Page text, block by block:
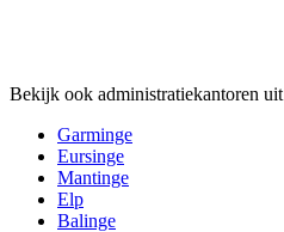
Bekijk ook administratiekantoren uit
Garminge
Eursinge
Mantinge
Elp
Balinge